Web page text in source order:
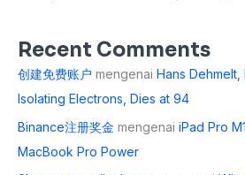
Recent Comments
创建免费账户 mengenai Hans
Isolating Electrons, Dies at 94
Binance注册奖金 mengenai iPad Pro
MacBook Pro Power